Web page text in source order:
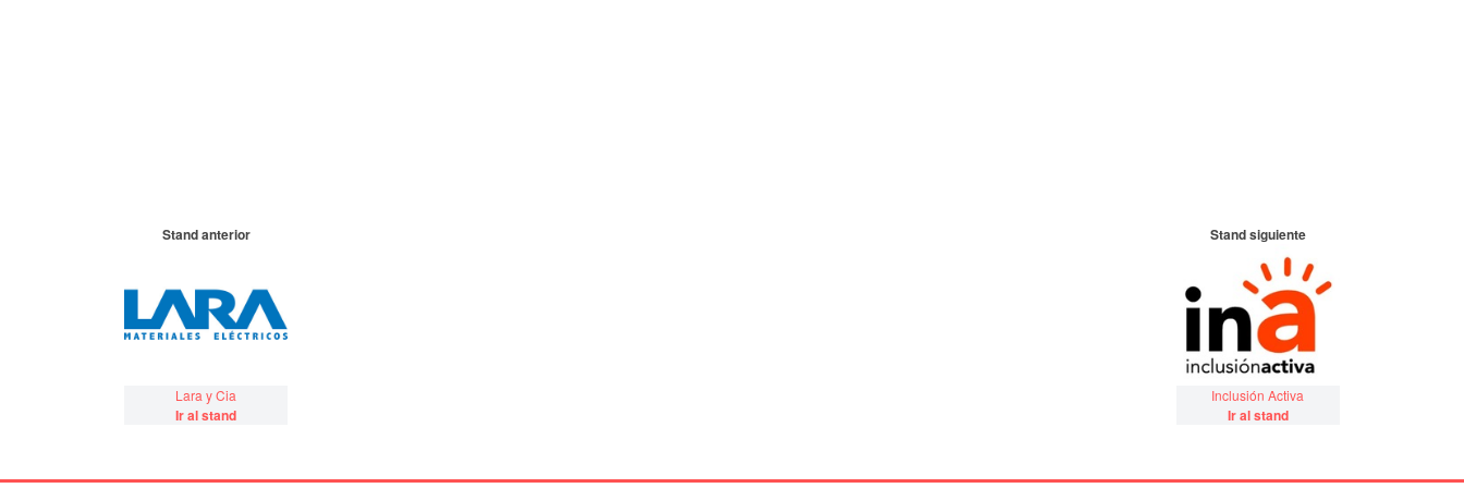
Stand anterior
Lara y Cia
Ir al stand
Stand siguiente
Inclusión Activa
Ir al stand